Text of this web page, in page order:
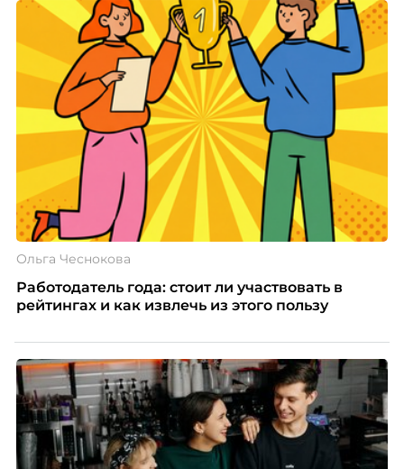
Ольга Чеснокова
Работодатель года: стоит ли участвовать в
рейтингах и как извлечь из этого пользу